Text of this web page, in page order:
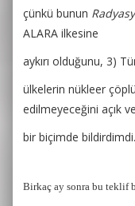
çünkü bunun
ALARA ilkesine
aykırı olduğunu, 3)
ülkelerin nükleer
edilmeyeceğini açık
bir biçimde bildirdimdi.
Birkaç ay sonra bu teklif